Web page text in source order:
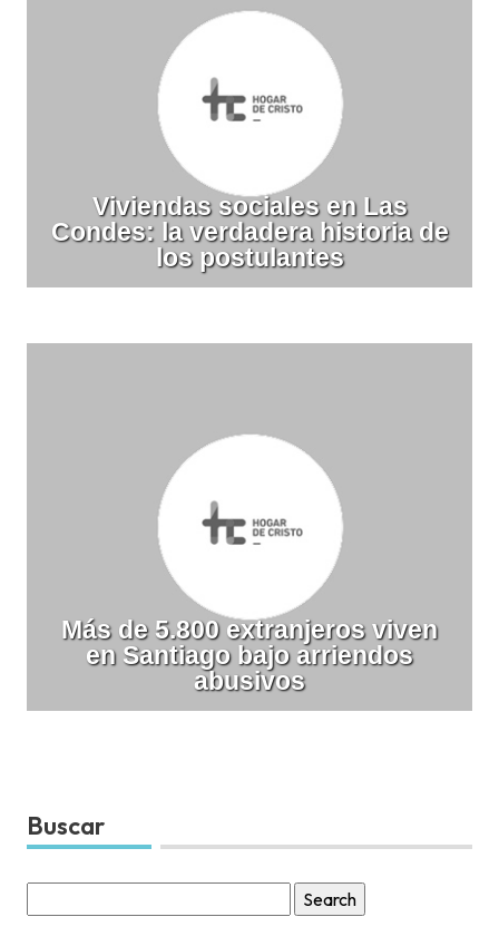
Viviendas sociales en Las
Condes: la verdadera historia de
los postulantes
Más de 5.800 extranjeros viven
en Santiago bajo arriendos
abusivos
Buscar
for: